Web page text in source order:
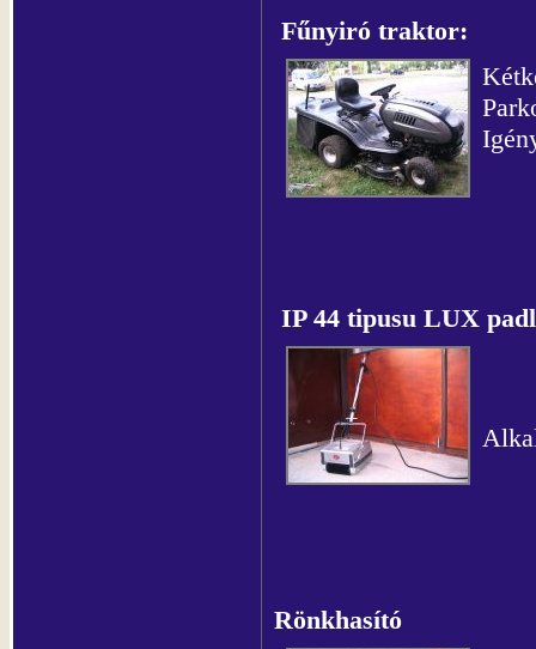
Fűnyiró traktor:
IP 44 tipusu LUX
Rönkhasító